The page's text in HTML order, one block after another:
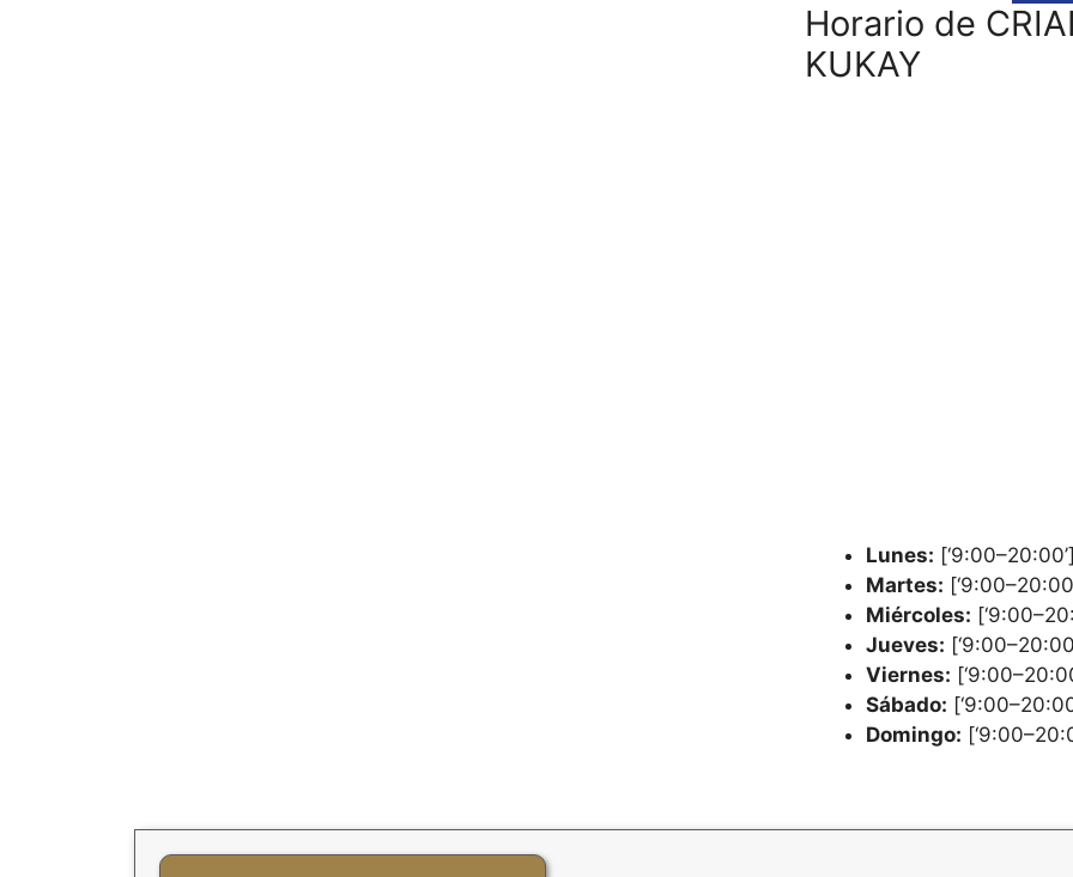
Horario de
KUKAY
Lunes: [‘9:00–20:00’]
Martes:
Miércoles:
Jueves:
Viernes:
Sábado:
Domingo: